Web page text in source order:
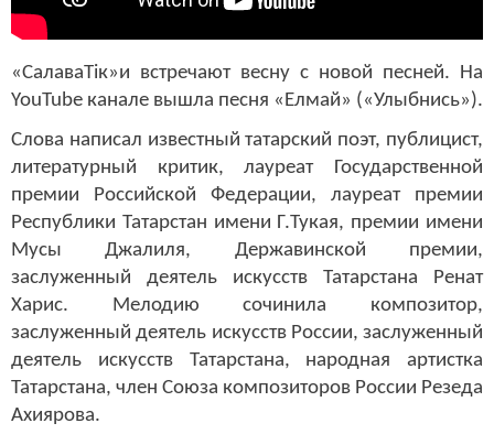
«СалаваТік»и встречают весну с новой песней. На
YouTube канале вышла песня «Елмай» («Улыбнись»).
Слова написал известный татарский поэт, публицист,
литературный критик, лауреат Государственной
премии Российской Федерации, лауреат премии
Республики Татарстан имени Г.Тукая, премии имени
Мусы Джалиля, Державинской премии,
заслуженный деятель искусств Татарстана Ренат
Харис. Мелодию сочинила композитор,
заслуженный деятель искусств России, заслуженный
деятель искусств Татарстана, народная артистка
Татарстана, член Союза композиторов России Резеда
Ахиярова.